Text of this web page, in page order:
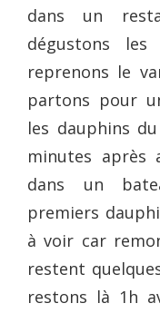
dans un
dégustons
reprenons le
partons pour
les dauphins
minutes après
dans un
premiers
à voir car
restent
restons là 1h